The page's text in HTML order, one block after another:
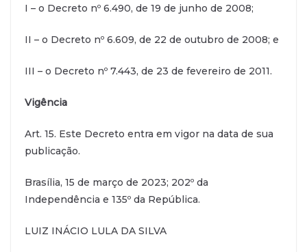
I – o Decreto nº 6.490, de 19 de junho de 2008;
II – o Decreto nº 6.609, de 22 de outubro de 2008; e
III – o Decreto nº 7.443, de 23 de fevereiro de 2011.
Vigência
Art. 15. Este Decreto entra em vigor na data de sua
publicação.
Brasília, 15 de março de 2023; 202º da
Independência e 135º da República.
LUIZ INÁCIO LULA DA SILVA